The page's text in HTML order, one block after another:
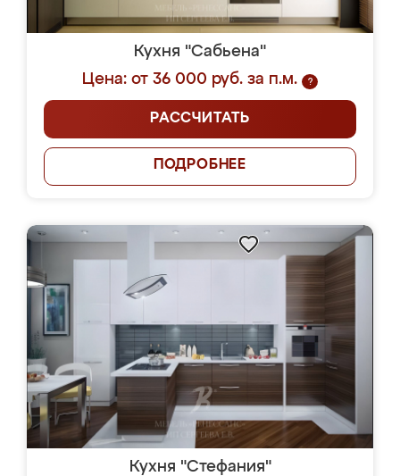
Кухня "Сабьена"
Цена: от 36 000 руб. за п.м.
?
РАССЧИТАТЬ
ПОДРОБНЕЕ
Кухня "Стефания"